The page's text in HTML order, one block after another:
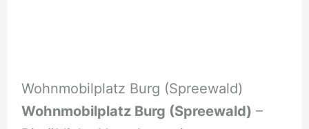
Wohnmobilplatz Burg (Spreewald)
Wohnmobilplatz Burg (Spreewald) –